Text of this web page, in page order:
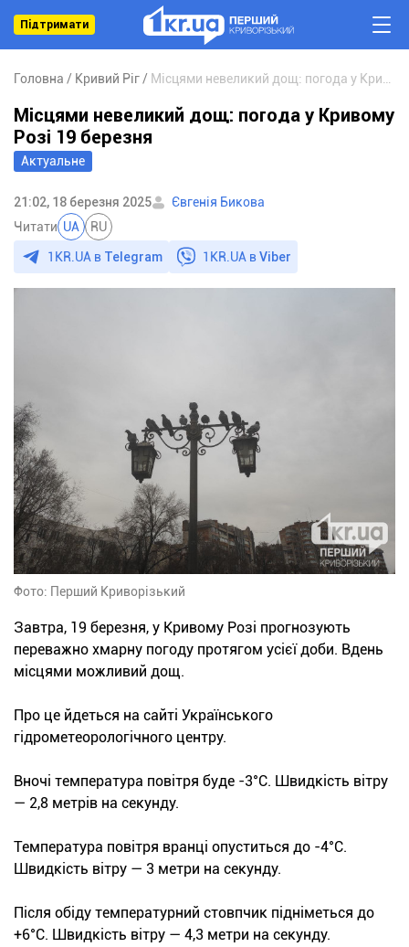
Підтримати
Головна Кривий Ріг
Актуальне
Місцями невеликий дощ: погода у Кривому
Розі 19 березня
21:02, 18 березня 2025
Євгенія Бикова
Читати UA RU
1KR.UA в Telegram 1KR.UA вViber
Фото: Перший Криворізький
Завтра, 19 березня, у Кривому Розі прогнозують
переважно хмарну погоду протягом усієї доби. Вдень
місцями можливий дощ.
Про це йдеться на сайті Українського
гідрометеорологічного центру.
Вночі температура повітря буде -3°С. Швидкість вітру
— 2,8 метрів на секунду.
Температура повітря вранці опуститься до -4°С.
Швидкість вітру — 3 метри на секунду.
Після обіду температурний стовпчик підніметься до
+6°С. Швидкість вітру — 4,3 метри на секунду.